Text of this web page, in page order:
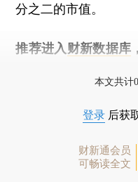
分之二的市值。
推荐进入 财新数据库
本文共计
登录 后获
财新通会员
可畅读全文